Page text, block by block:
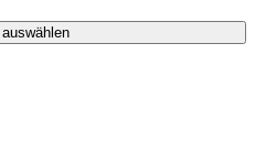
auswählen